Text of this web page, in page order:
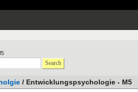
Search
/ Entwicklungspsychologie - M5